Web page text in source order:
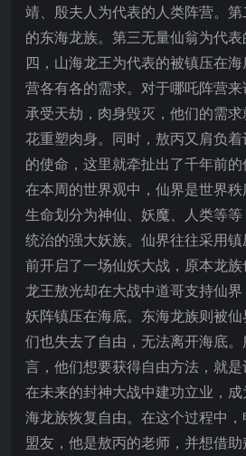
靖、殷夫人为代表的人类阵营。
的东海龙族。第三无量仙翁为代
四，山海龙王为代表的被镇压在
营各有各的需求。对于哪吒阵营
承受天劫，肉身毁灭，他们的需
花重塑肉身。同时，敖丙又肩负
的使命，这里就牵扯出了千年前的
在本周的世界观中，仙界是世界
生命划分为神仙、妖魔、人类等
统治的强大妖族。仙界往往采用
前开启了一场仙妖大战，原本龙
龙王敖光却在大战中道哥支持仙
妖阵镇压在海底。东海龙族则被
们也失去了自由，无法离开海底
言，他们想要获得自由方法，就是
在未来的封神大战中建功立业，
海龙族恢复自由。在这个过程中
盟友，他是敖丙的老师，并想借